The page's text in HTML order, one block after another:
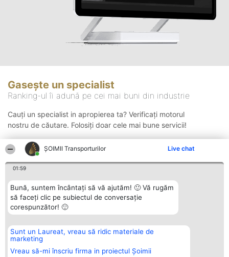
ȘOIMII Transporturilor Live chat
01:59
Bună, suntem încântați să vă ajutăm! 🙂 Vă rugăm
să faceți clic pe subiectul de conversație
corespunzător! 🙂
Sunt un Laureat, vreau să ridic materiale de
marketing
Vreau să-mi înscriu firma in proiectul Șoimii
Gasește un specialist
Ranking-ul îi adună pe cei mai buni din industrie
Cauți un specialist in apropierea ta? Verificați motorul
nostru de căutare. Folosiți doar cele mai bune servicii!
Organizator Ranking
BRIGHT SOLUTIONS BR SRL
Aleea Timisul De Sus 2 Bl. A30
Sc. A Et. 4 Ap. 13 Cod 061952
Plebiscyt
Lista Tuturor
Laureaților
Contact